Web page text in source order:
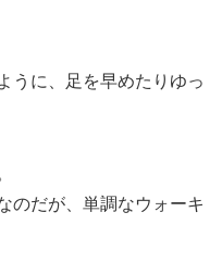
うに、足を早めたりゆっ
のだが、単調なウォーキ